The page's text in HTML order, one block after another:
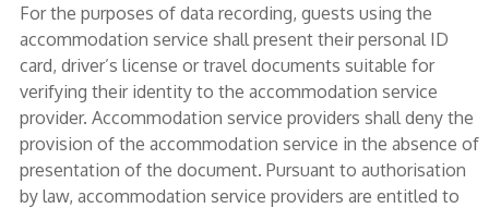
For the purposes of data recording, guests using the
accommodation service shall present their personal ID
card, driver’s license or travel documents suitable for
verifying their identity to the accommodation service
provider. Accommodation service providers shall deny the
provision of the accommodation service in the absence of
presentation of the document. Pursuant to authorisation
by law, accommodation service providers are entitled to